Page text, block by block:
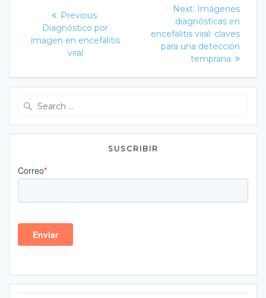
entradas
Previous:
post:
Diagnóstico por
imagen en encefalitis
viral
Next: Next
post:
Imágenes
diagnósticas en
encefalitis viral: claves
para una detección
temprana
SUSCRIBIR